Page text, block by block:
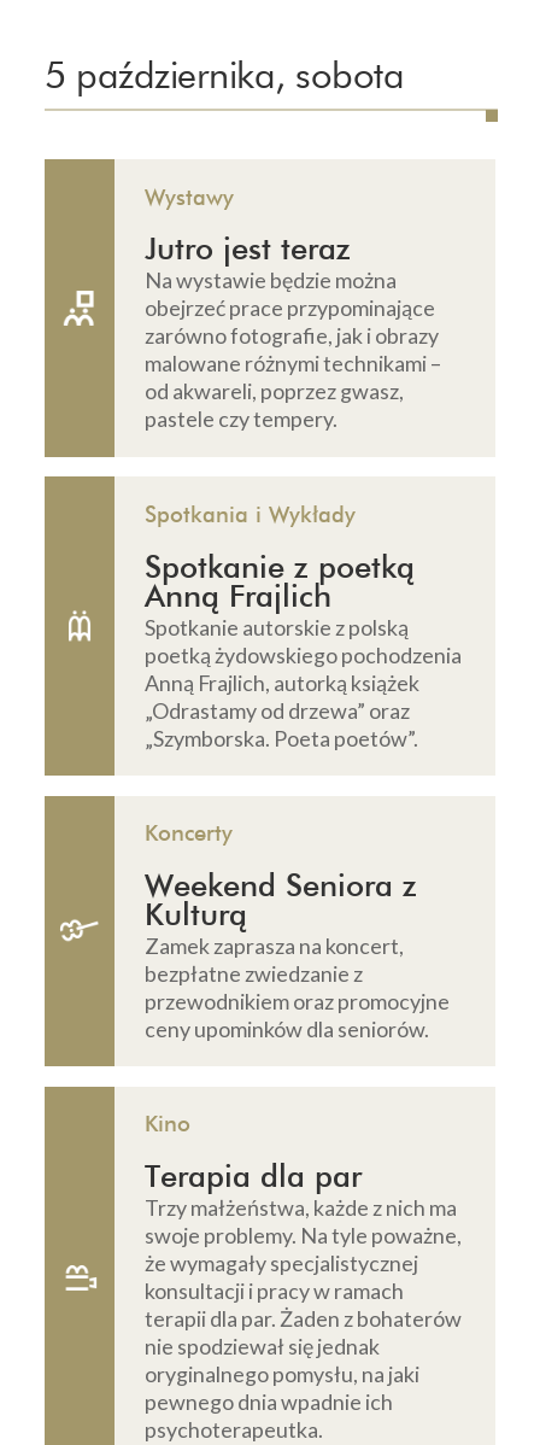
5 października, sobota
Wystawy
Jutro jest teraz
Na wystawie będzie można
obejrzeć prace przypominające
zarówno fotografie, jak i obrazy
malowane różnymi technikami –
od akwareli, poprzez gwasz,
pastele czy tempery.
Spotkania i Wykłady
Spotkanie z poetką
Anną Frajlich
Spotkanie autorskie z polską
poetką żydowskiego pochodzenia
Anną Frajlich, autorką książek
„Odrastamy od drzewa” oraz
„Szymborska. Poeta poetów”.
Koncerty
Weekend Seniora z
Kulturą
Zamek zaprasza na koncert,
bezpłatne zwiedzanie z
przewodnikiem oraz promocyjne
ceny upominków dla seniorów.
Kino
Terapia dla par
Trzy małżeństwa, każde z nich ma
swoje problemy. Na tyle poważne,
że wymagały specjalistycznej
konsultacji i pracy w ramach
terapii dla par. Żaden z bohaterów
nie spodziewał się jednak
oryginalnego pomysłu, na jaki
pewnego dnia wpadnie ich
psychoterapeutka.